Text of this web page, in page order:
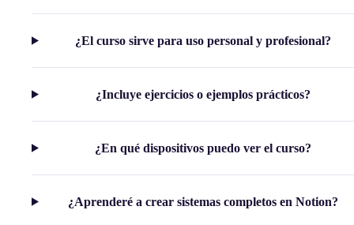
¿El curso sirve para uso personal y profesional?
¿Incluye ejercicios o ejemplos prácticos?
¿En qué dispositivos puedo ver el curso?
¿Aprenderé a crear sistemas completos en Notion?